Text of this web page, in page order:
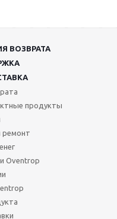
ВОЗВРАТА
продукты
ремонт
Oventrop